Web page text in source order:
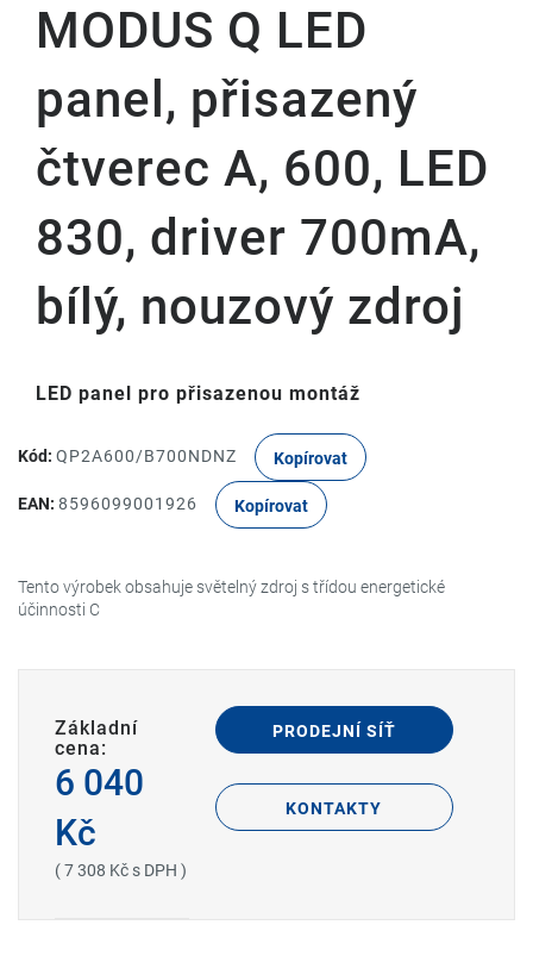
MODUS Q LED
panel, přisazený
čtverec A, 600, LED
830, driver 700mA,
bílý, nouzový zdroj
LED panel pro přisazenou montáž
Kód: QP2A600/B700NDNZ Kopírovat
EAN: 8596099001926 Kopírovat
Tento výrobek obsahuje světelný zdroj s třídou energetické
účinnosti C
Základní
cena:
6 040
Kč
( 7 308 Kč s DPH )
PRODEJNÍ SÍŤ
KONTAKTY